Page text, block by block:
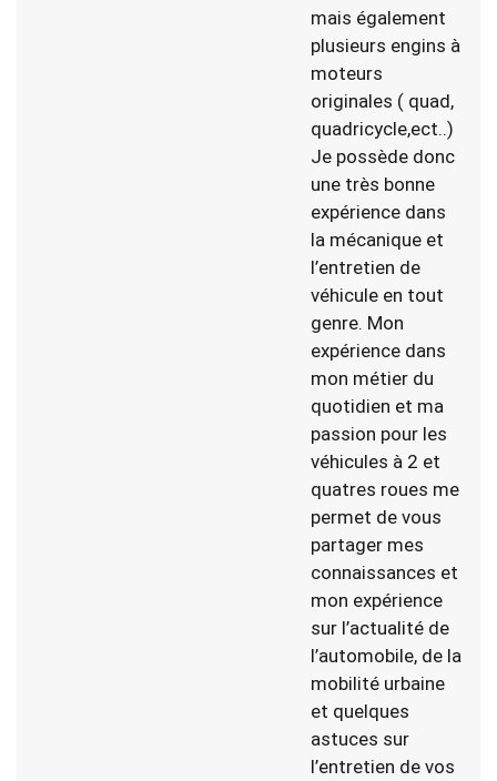
mais également
plusieurs engins à
moteurs
originales ( quad,
quadricycle,ect..)
Je possède donc
une très bonne
expérience dans
la mécanique et
l’entretien de
véhicule en tout
genre. Mon
expérience dans
mon métier du
quotidien et ma
passion pour les
véhicules à 2 et
quatres roues me
permet de vous
partager mes
connaissances et
mon expérience
sur l’actualité de
l’automobile, de la
mobilité urbaine
et quelques
astuces sur
l’entretien de vos